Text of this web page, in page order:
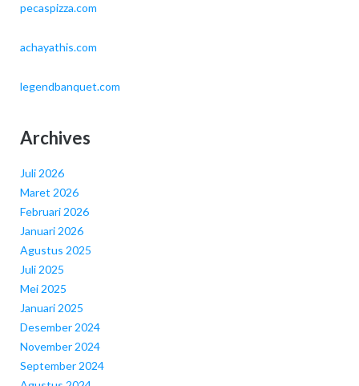
pecaspizza.com
achayathis.com
legendbanquet.com
Archives
Juli 2026
Maret 2026
Februari 2026
Januari 2026
Agustus 2025
Juli 2025
Mei 2025
Januari 2025
Desember 2024
November 2024
September 2024